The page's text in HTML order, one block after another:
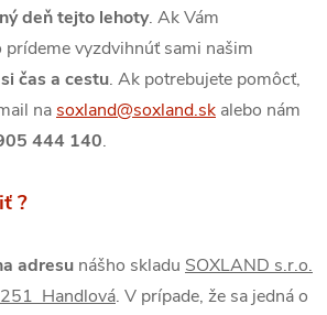
deň tejto lehoty. Ak Vám
prídeme vyzdvihnúť sami našim
čas a cestu. Ak potrebujete pomôcť,
nasoxland@soxland.sk alebo nám
444 140.
?
adresu nášho skladu SOXLAND s.r.o.
Handlová. V prípade, že sa jedná o